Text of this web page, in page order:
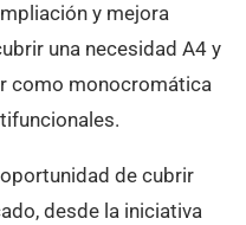
y mejora
una necesidad A4 y
como monocromática
de cubrir
desde la iniciativa